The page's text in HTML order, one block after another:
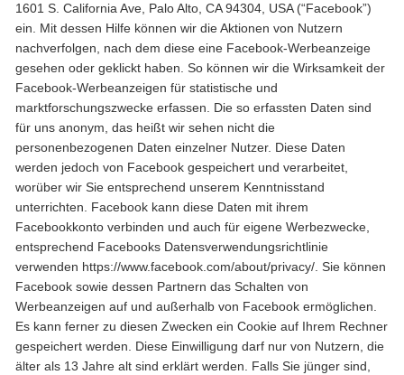
1601 S. California Ave, Palo Alto, CA 94304, USA (“Facebook”)
ein. Mit dessen Hilfe können wir die Aktionen von Nutzern
nachverfolgen, nach dem diese eine Facebook-Werbeanzeige
gesehen oder geklickt haben. So können wir die Wirksamkeit der
Facebook-Werbeanzeigen für statistische und
marktforschungszwecke erfassen. Die so erfassten Daten sind
für uns anonym, das heißt wir sehen nicht die
personenbezogenen Daten einzelner Nutzer. Diese Daten
werden jedoch von Facebook gespeichert und verarbeitet,
worüber wir Sie entsprechend unserem Kenntnisstand
unterrichten. Facebook kann diese Daten mit ihrem
Facebookkonto verbinden und auch für eigene Werbezwecke,
entsprechend Facebooks Datensverwendungsrichtlinie
verwenden https://www.facebook.com/about/privacy/. Sie können
Facebook sowie dessen Partnern das Schalten von
Werbeanzeigen auf und außerhalb von Facebook ermöglichen.
Es kann ferner zu diesen Zwecken ein Cookie auf Ihrem Rechner
gespeichert werden. Diese Einwilligung darf nur von Nutzern, die
älter als 13 Jahre alt sind erklärt werden. Falls Sie jünger sind,